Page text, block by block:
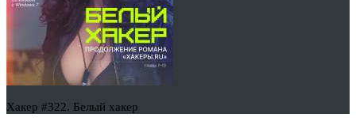
Хакер #322. Белый хакер